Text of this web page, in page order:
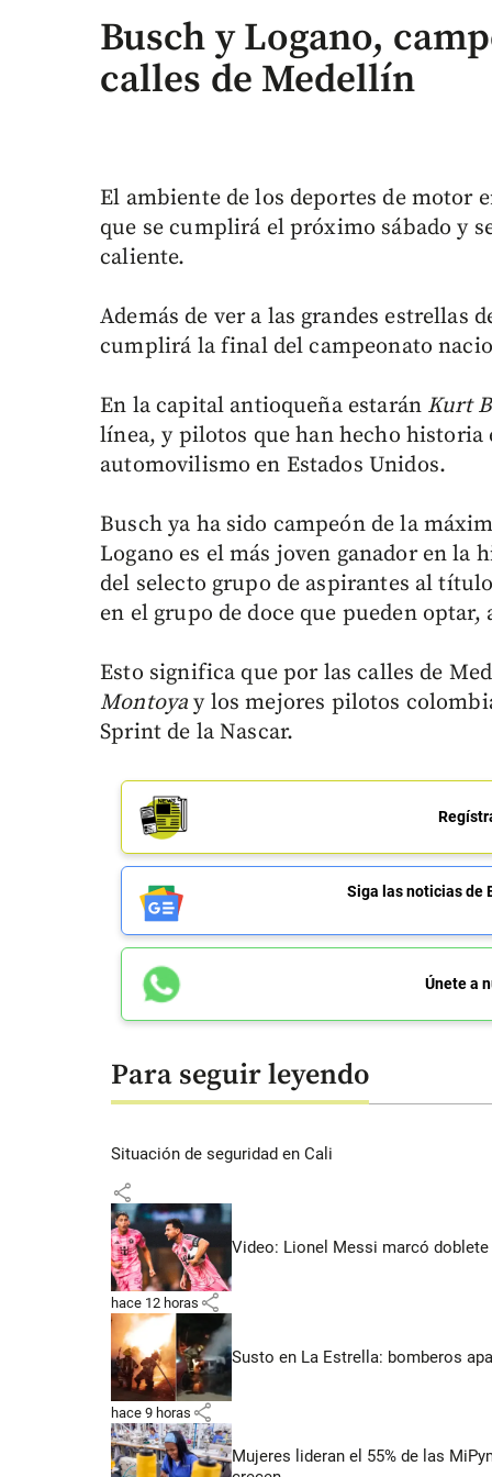
Busch y Logano,
calles de Medellín
El ambiente de los deportes de motor
que se cumplirá el próximo sábado y
caliente.
Además de ver a las grandes
cumplirá la final del campeonato
En la capital antioqueña estarán Kurt
línea, y pilotos que han hecho historia
automovilismo en Estados Unidos.
Busch ya ha sido campeón de la
Logano es el más joven ganador en la
del selecto grupo de aspirantes al
en el grupo de doce que pueden
Esto significa que por las calles de
Montoya y los mejores pilotos
Sprint de la Nascar.
Siga las noticias de
Únete a
Para seguir leyendo
Situación de seguridad en Cali
share
Video: Lionel Messi marcó
hace 12 horas share
Susto en La Estrella: bomberos
hace 9 horas share
Mujeres lideran el 55% de las